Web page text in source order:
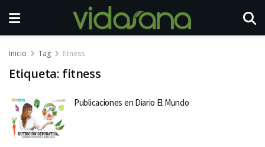
Inicio Tag fitness
Etiqueta: fitness
Publicaciones en Diario El Mundo